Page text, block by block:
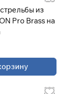
из
Pro Brass на